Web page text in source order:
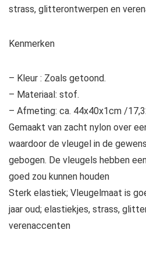
strass, glitterontwerpen en
Kenmerken
– Kleur : Zoals getoond.
– Materiaal: stof.
– Afmeting: ca. 44x40x1cm /
Gemaakt van zacht nylon over
waardoor de vleugel in de
gebogen. De vleugels hebben
goed zou kunnen houden
Sterk elastiek; Vleugelmaat is
jaar oud; elastiekjes, strass,
verenaccenten